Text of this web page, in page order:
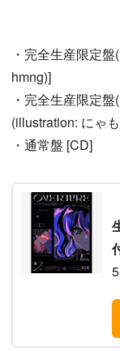
・完全生産限定
hmng)]
・完全生産限定
(illustration: にゃ
・通常盤 [CD]